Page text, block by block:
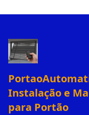
Instalação e
para Portão